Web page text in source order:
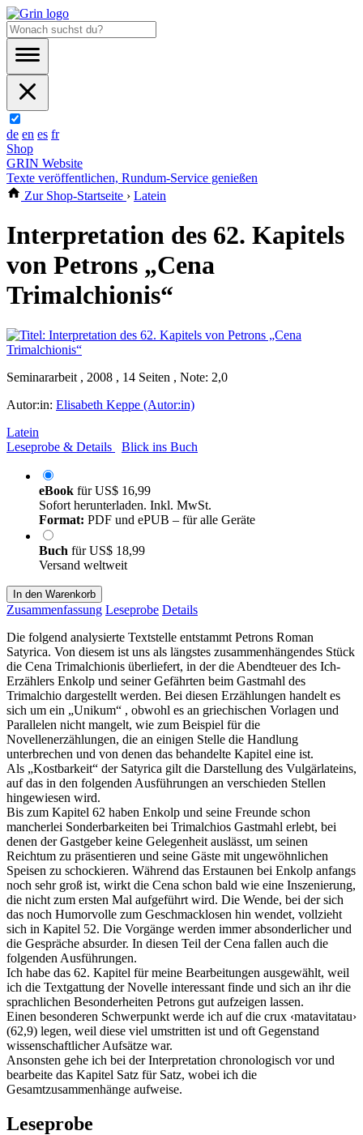
de en es fr
Shop
GRIN Website
Texte veröffentlichen, Rundum-Service genießen
Zur Shop-Startseite › Latein
Interpretation des 62. Kapitels
von Petrons „Cena
Trimalchionis“
Seminararbeit , 2008 , 14 Seiten , Note: 2,0
Autor:in: Elisabeth Keppe (Autor:in)
Latein
Leseprobe & Details
Blick ins Buch
eBook fürUS$ 16,99
Sofort herunterladen. Inkl. MwSt.
Format: PDF und ePUB – für alle Geräte
Buch fürUS$ 18,99
Versand weltweit
In den Warenkorb
Zusammenfassung Leseprobe Details
Die folgend analysierte Textstelle entstammt Petrons Roman
Satyrica. Von diesem ist uns als längstes zusammenhängendes Stück
die Cena Trimalchionis überliefert, in der die Abendteuer des Ich-
Erzählers Enkolp und seiner Gefährten beim Gastmahl des
Trimalchio dargestellt werden. Bei diesen Erzählungen handelt es
sich um ein „Unikum“ , obwohl es an griechischen Vorlagen und
Parallelen nicht mangelt, wie zum Beispiel für die
Novellenerzählungen, die an einigen Stelle die Handlung
unterbrechen und von denen das behandelte Kapitel eine ist.
Als „Kostbarkeit“ der Satyrica gilt die Darstellung des Vulgärlateins,
auf das in den folgenden Ausführungen an verschieden Stellen
hingewiesen wird.
Bis zum Kapitel 62 haben Enkolp und seine Freunde schon
mancherlei Sonderbarkeiten bei Trimalchios Gastmahl erlebt, bei
denen der Gastgeber keine Gelegenheit auslässt, um seinen
Reichtum zu präsentieren und seine Gäste mit ungewöhnlichen
Speisen zu schockieren. Während das Erstaunen bei Enkolp anfangs
noch sehr groß ist, wirkt die Cena schon bald wie eine Inszenierung,
die nicht zum ersten Mal aufgeführt wird. Die Wende, bei der sich
das noch Humorvolle zum Geschmacklosen hin wendet, vollzieht
sich in Kapitel 52. Die Vorgänge werden immer absonderlicher und
die Gespräche absurder. In diesen Teil der Cena fallen auch die
folgenden Ausführungen.
Ich habe das 62. Kapitel für meine Bearbeitungen ausgewählt, weil
ich die Textgattung der Novelle interessant finde und sich an ihr die
sprachlichen Besonderheiten Petrons gut aufzeigen lassen.
Einen besonderen Schwerpunkt werde ich auf die crux ‹matavitatau›
(62,9) legen, weil diese viel umstritten ist und oft Gegenstand
wissenschaftlicher Aufsätze war.
Ansonsten gehe ich bei der Interpretation chronologisch vor und
bearbeite das Kapitel Satz für Satz, wobei ich die
Gesamtzusammenhänge aufweise.
Leseprobe